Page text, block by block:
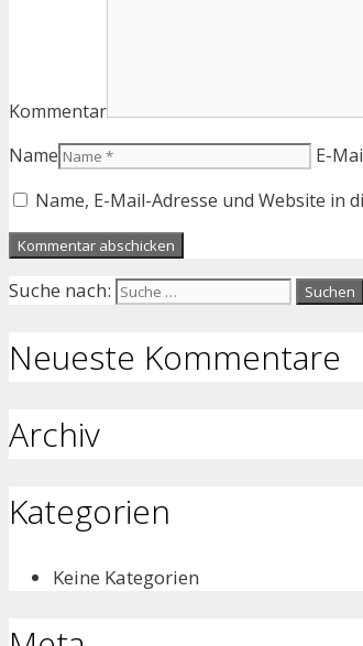
Kommentar
Name
E-
Name, E-Mail-Adresse und Website in
Suche nach:
Neueste Kommentare
Archiv
Kategorien
Keine Kategorien